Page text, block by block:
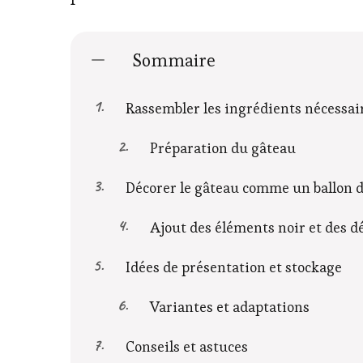
Sommaire
Rassembler les ingrédients
Préparation du gâteau
Décorer le gâteau comme un ballon
Ajout des éléments noir et des
Idées de présentation et stockage
Variantes et adaptations
Conseils et astuces